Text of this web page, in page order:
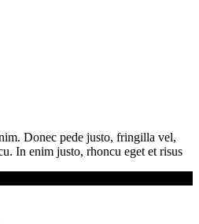
Donec pede justo, fringilla vel,
In enim justo, rhoncu eget et risus